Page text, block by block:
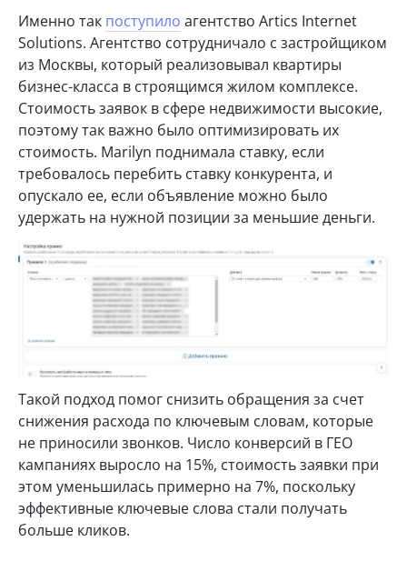
Именно так поступило агентство Artics Internet
Solutions. Агентство сотрудничало с застройщиком
из Москвы, который реализовывал квартиры
бизнес-класса в строящимся жилом комплексе.
Стоимость заявок в сфере недвижимости высокие,
поэтому так важно было оптимизировать их
стоимость. Marilyn поднимала ставку, если
требовалось перебить ставку конкурента, и
опускало ее, если объявление можно было
удержать на нужной позиции за меньшие деньги.
Такой подход помог снизить обращения за счет
снижения расхода по ключевым словам, которые
не приносили звонков. Число конверсий в ГЕО
кампаниях выросло на 15%, стоимость заявки при
этом уменьшилась примерно на 7%, поскольку
эффективные ключевые слова стали получать
больше кликов.